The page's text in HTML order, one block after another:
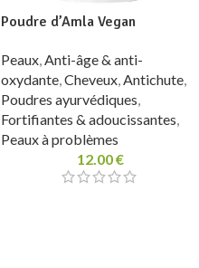
Poudre d’Amla Vegan
Peaux,Anti-âge & anti-
oxydante,Cheveux,Antichute,
Poudres ayurvédiques,
Fortifiantes & adoucissantes,
Peaux à problèmes
12.00€